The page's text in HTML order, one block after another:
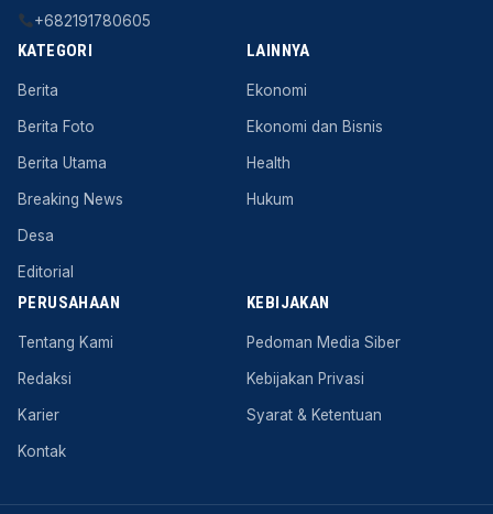
+682191780605
KATEGORI
Berita
Berita Foto
Berita Utama
Breaking News
Desa
Editorial
LAINNYA
Ekonomi
Ekonomi dan Bisnis
Health
Hukum
PERUSAHAAN
Tentang Kami
Redaksi
Karier
Kontak
KEBIJAKAN
Pedoman Media Siber
Kebijakan Privasi
Syarat & Ketentuan